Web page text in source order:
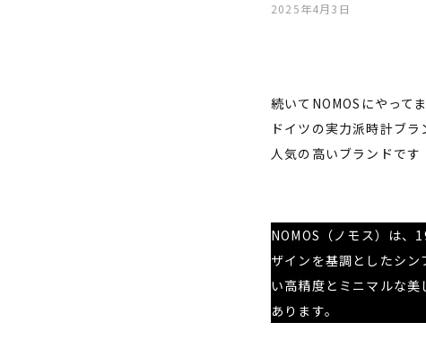
2025年4月3日
続いてNOMOSにやって
ドイツの実力派時計ブラ
人気の高いブランドです
NOMOS（ノモス）は、
ザインを基調としたシ
い高精度とミニマルな
あります。